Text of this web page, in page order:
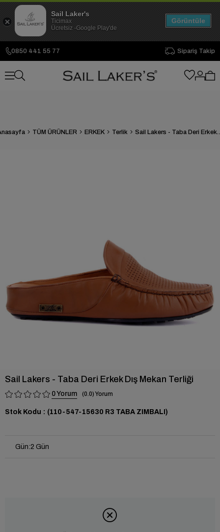
0850 441 55 77 Sipariş Takip
TÜM ÜRÜNLER ERKEK Terlik Sail Lakers - Taba
Sail Lakers - Taba Deri Erkek Dış Mekan Terliği
0 0.0
Stok Kodu (110-547-15630 R3 TABA ZIMBALI)
Gün:2 Gün
Sail Laker's
Ticimax
Ücretsiz -Google Play'de
Görüntüle